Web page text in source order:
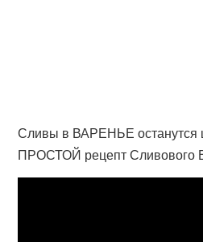
Сливы в ВАРЕНЬЕ останутся
ПРОСТОЙ рецепт Сливового